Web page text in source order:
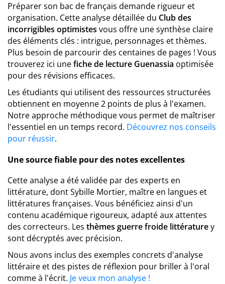
Préparer son bac de français demande rigueur et
organisation. Cette analyse détaillée du Club des
incorrigibles optimistes vous offre une synthèse claire
des éléments clés : intrigue, personnages et thèmes.
Plus besoin de parcourir des centaines de pages ! Vous
trouverez ici unefiche de lecture Guenassia optimisée
pour des révisions efficaces.
Les étudiants qui utilisent des ressources structurées
obtiennent en moyenne 2 points de plus à l'examen.
Notre approche méthodique vous permet de maîtriser
l'essentiel en un temps record. Découvrez nos conseils
pour réussir.
Une source fiable pour des notes excellentes
Cette analyse a été validée par des experts en
littérature, dont Sybille Mortier, maître en langues et
littératures françaises. Vous bénéficiez ainsi d'un
contenu académique rigoureux, adapté aux attentes
des correcteurs. Les thèmes guerre froide littératurey
sont décryptés avec précision.
Nous avons inclus des exemples concrets d'analyse
littéraire et des pistes de réflexion pour briller à l'oral
comme à l'écrit. Je veux mon analyse !